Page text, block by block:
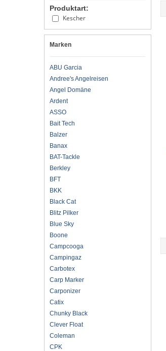
Produktart:
Kescher
Marken
ABU Garcia
Andree's Angelreisen
Angel Domäne
Ardent
ASSO
Bait Tech
Balzer
Banax
BAT-Tackle
Berkley
BFT
BKK
Black Cat
Blitz Pilker
Blue Sky
Boone
Campcooga
Campingaz
Carbotex
Carp Marker
Carponizer
Catix
Chunky Black
Clever Float
Coleman
CPK